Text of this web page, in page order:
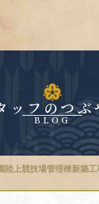
ッフのつぶ
BLOG
陸上競技場管理棟新築